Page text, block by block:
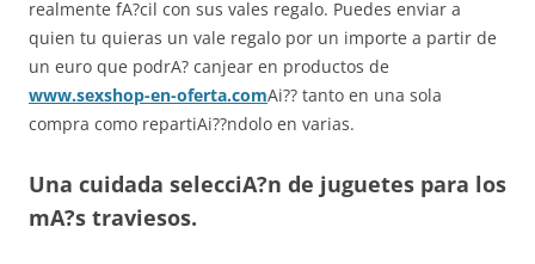
realmente fA?cil con sus vales regalo. Puedes enviar a
quien tu quieras un vale regalo por un importe a partir de
un euro que podrA? canjear en productos de
www.sexshop-en-oferta.comAi?? tanto en una sola
compra como repartiAi??ndolo en varias.
Una cuidada selecciA?n de juguetes para los
mA?s traviesos.